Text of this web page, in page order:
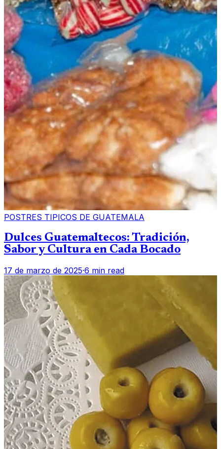
POSTRES TIPICOS DE GUATEMALA
Dulces Guatemaltecos: Tradición,
Sabor y Cultura en Cada Bocado
17 de marzo de 2025·6 min read